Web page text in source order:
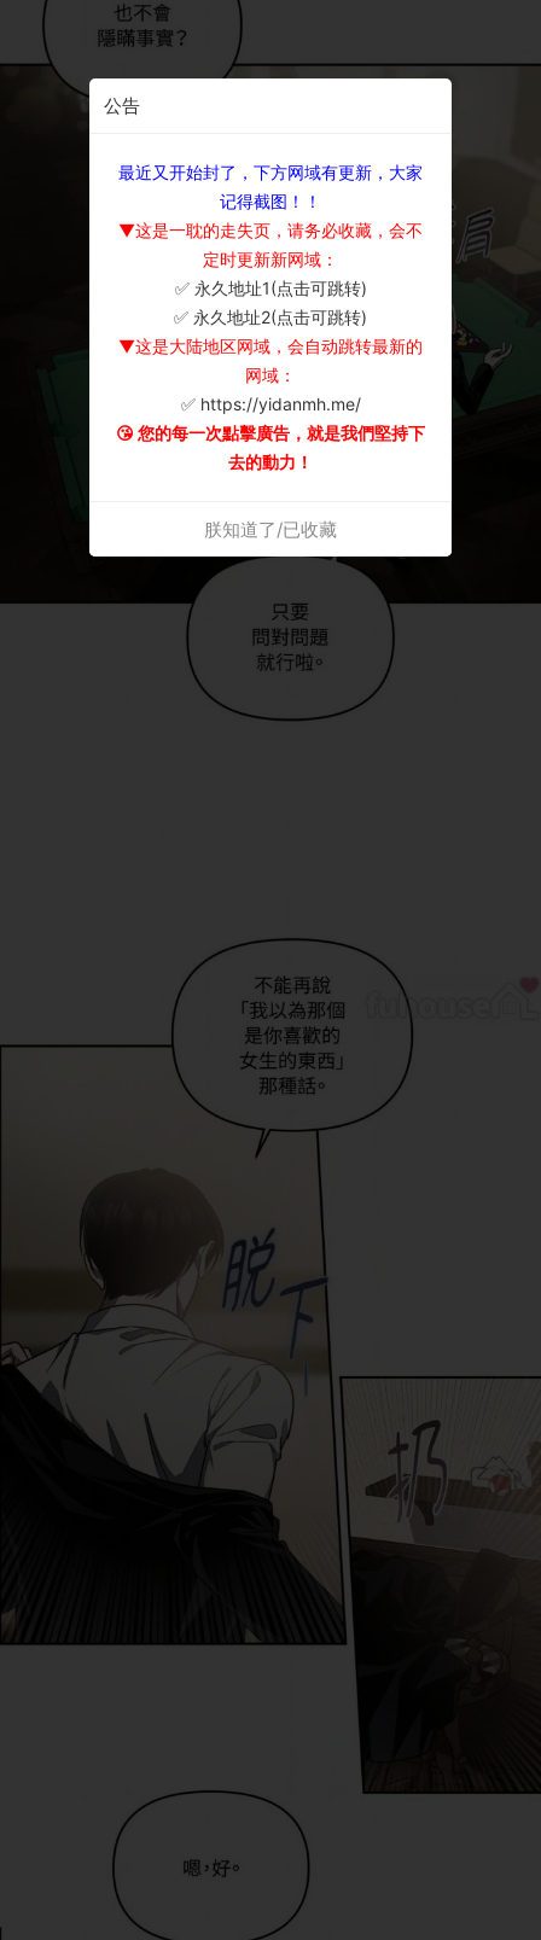
公告
最近又开始封了，下方网域有更新，大家
记得截图！！
▼这是一耽的走失页，请务必收藏，会不
定时更新新网域：
✅ 永久地址1(点击可跳转)
✅ 永久地址2(点击可跳转)
▼这是大陆地区网域，会自动跳转最新的
网域：
✅ https://yidanmh.me/
😘 您的每一次點擊廣告，就是我們堅持下
去的動力！
朕知道了/已收藏